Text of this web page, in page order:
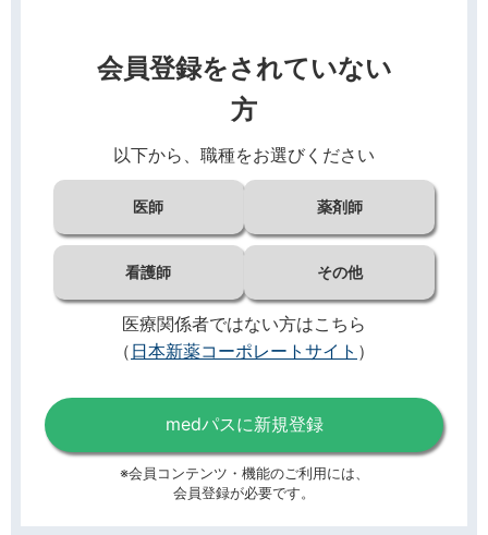
会員登録をされていない
方
以下から、職種をお選びください
医師 薬剤師
看護師 その他
医療関係者ではない方はこちら
（ 日本新薬コーポレートサイト ）
medパスに新規登録
※会員コンテンツ・機能のご利用には、
会員登録が必要です。